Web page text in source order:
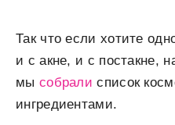
Так что если хотите
и с акне, и с постакне,
мы собралисписок
ингредиентами.